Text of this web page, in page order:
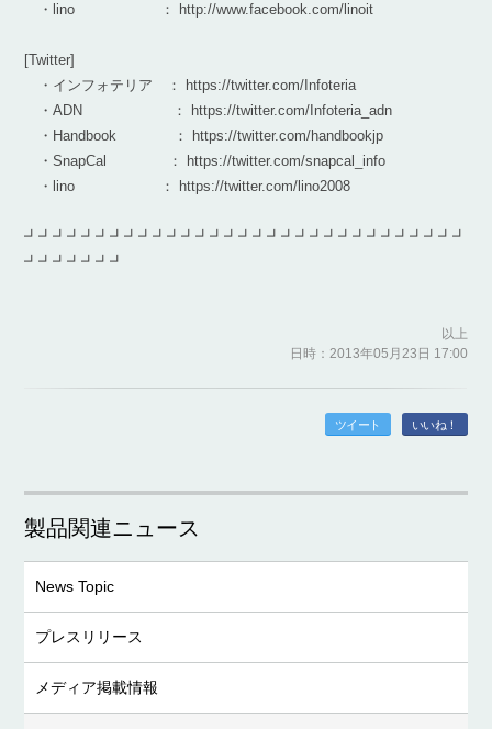
・lino ： http://www.facebook.com/linoit
[Twitter]
・インフォテリア ： https://twitter.com/Infoteria
・ADN ： https://twitter.com/Infoteria_adn
・Handbook ： https://twitter.com/handbookjp
・SnapCal ： https://twitter.com/snapcal_info
・lino ： https://twitter.com/lino2008
┛┛┛┛┛┛┛┛┛┛┛┛┛┛┛┛┛┛┛┛┛┛┛┛┛┛┛┛┛┛┛
┛┛┛┛┛┛┛
以上
日時：2013年05月23日 17:00
ツイート いいね！
製品関連ニュース
News Topic
プレスリリース
メディア掲載情報